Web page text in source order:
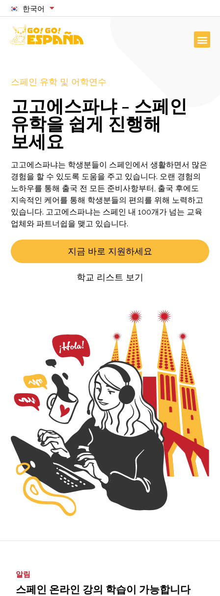
한국어
스페인 유학 및 어학연수
고고에스파냐 - 스페인
유학을 쉽게 진행해
보세요
고고에스파냐는 학생분들이 스페인에서 생활하면서 많은
경험을 할 수 있도록 도움을 주고 있습니다. 오랜 경험의
노하우를 통해 출국 전 모든 준비사항부터, 출국 후에도
지속적인 케어를 통해 학생분들의 편의를 위해 노력하고
있습니다. 고고에스파냐는 스페인 내 100개가 넘는 교육
업체와 파트너쉽을 맺고 있습니다.
지금 바로 지원하세요
학교 리스트 보기
알림
스페인 온라인 강의 학습이 가능합니다